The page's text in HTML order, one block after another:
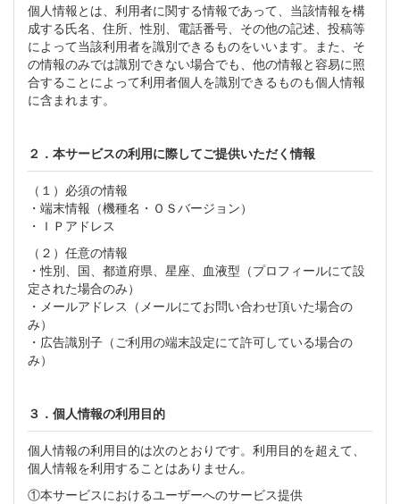
個人情報とは、利用者に関する情報であって、当該情報を構
成する氏名、住所、性別、電話番号、その他の記述、投稿等
によって当該利用者を識別できるものをいいます。また、そ
の情報のみでは識別できない場合でも、他の情報と容易に照
合することによって利用者個人を識別できるものも個人情報
に含まれます。
２．本サービスの利用に際してご提供いただく情報
（１）必須の情報
・端末情報（機種名・ＯＳバージョン）
・ＩＰアドレス
（２）任意の情報
・性別、国、都道府県、星座、血液型（プロフィールにて設
定された場合のみ）
・メールアドレス（メールにてお問い合わせ頂いた場合の
み）
・広告識別子（ご利用の端末設定にて許可している場合の
み）
３．個人情報の利用目的
個人情報の利用目的は次のとおりです。利用目的を超えて、
個人情報を利用することはありません。
①本サービスにおけるユーザーへのサービス提供